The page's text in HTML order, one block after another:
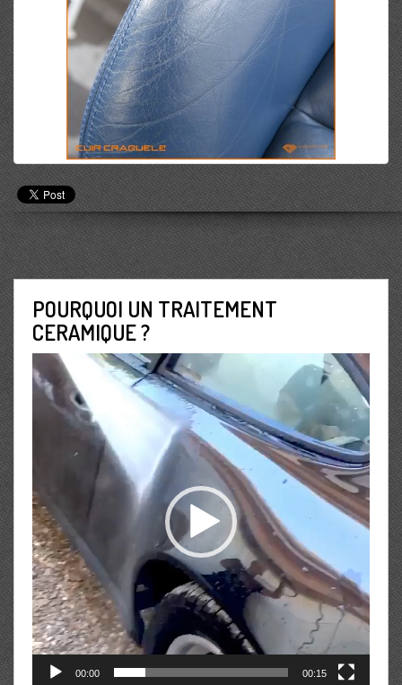
POURQUOI UN TRAITEMENT
CERAMIQUE ?
Lecteur
vidéo
00:00 00:15